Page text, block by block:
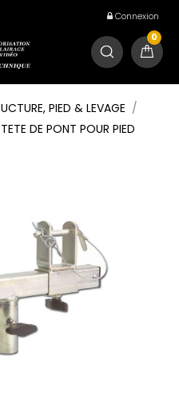
Connexion
0
PIED & LEVAGE
DE PONT POUR PIED